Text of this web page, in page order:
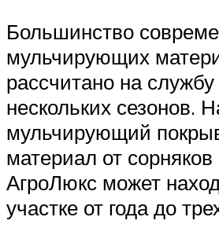
Большинство
мульчирующих
рассчитано на
нескольких сезонов.
мульчирующий
материал от
АгроЛюкс может
участке от года до